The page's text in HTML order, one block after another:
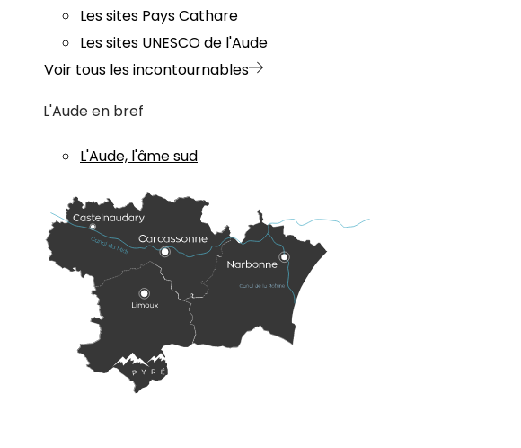
Les sites Pays Cathare
Les sites UNESCO de l'Aude
Voir tous les incontournables
L'Aude en bref
L'Aude, l'âme sud